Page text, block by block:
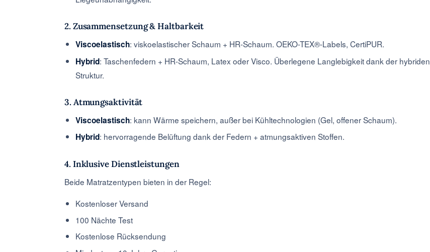
2. Zusammensetzung & Haltbarkeit
Viscoelastisch: viskoelastischer Schaum + HR-Schaum. OEKO-TEX®-Labels, CertiPUR.
Hybrid: Taschenfedern + HR-Schaum, Latex oder Visco. Überlegene Langlebigkeit dank der hybriden
Struktur.
3. Atmungsaktivität
Viscoelastisch: kann Wärme speichern, außer bei Kühltechnologien (Gel, offener Schaum).
Hybrid: hervorragende Belüftung dank der Federn + atmungsaktiven Stoffen.
4. Inklusive Dienstleistungen
Beide Matratzentypen bieten in der Regel:
Kostenloser Versand
100 Nächte Test
Kostenlose Rücksendung